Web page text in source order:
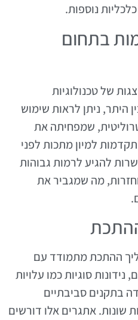
נוספות.
בתחום
של טכנולוגיות
ניתן לראות שימוש
שמפחיתה את
למיון מתכות לפני
להגיע לרמות גבוהות
מה שמגביר את
ההתכת מתמודד עם
נידונות סוגיות כמו עלויות
בתקנים סביבתיים
שונות. אתגרים אלו דורשים